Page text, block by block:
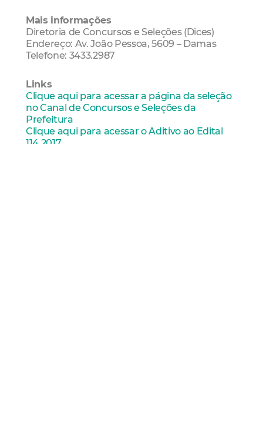
Mais informações
Diretoria de Concursos e Seleções (Dices)
Endereço: Av. João Pessoa, 5609 – Damas
Telefone: 3433.2987
Links
Clique aqui para acessar a página da seleção
no Canal de Concursos e Seleções da
Prefeitura
Clique aqui para acessar o Aditivo ao Edital
114.2017